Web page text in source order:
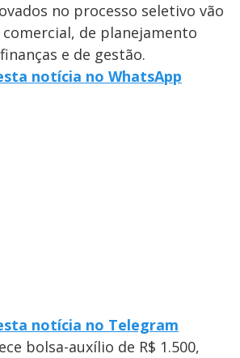
no processo seletivo vão
de planejamento
e de gestão.
notícia no WhatsApp
notícia no Telegram
bolsa-auxílio de R$ 1.500,